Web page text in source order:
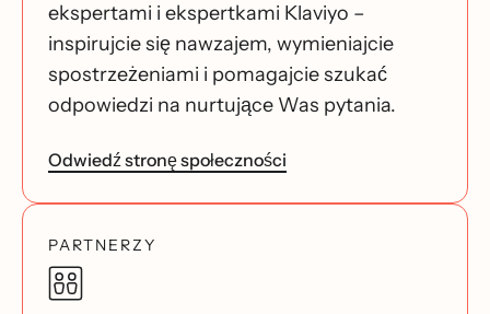
ekspertami i ekspertkami Klaviyo –
inspirujcie się nawzajem, wymieniajcie
spostrzeżeniami i pomagajcie szukać
odpowiedzi na nurtujące Was pytania.
Odwiedź stronę społeczności
PARTNERZY